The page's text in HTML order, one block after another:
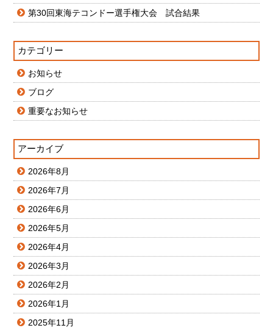
第30回東海テコンドー選手権大会 試合結果
カテゴリー
お知らせ
ブログ
重要なお知らせ
アーカイブ
2026年8月
2026年7月
2026年6月
2026年5月
2026年4月
2026年3月
2026年2月
2026年1月
2025年11月